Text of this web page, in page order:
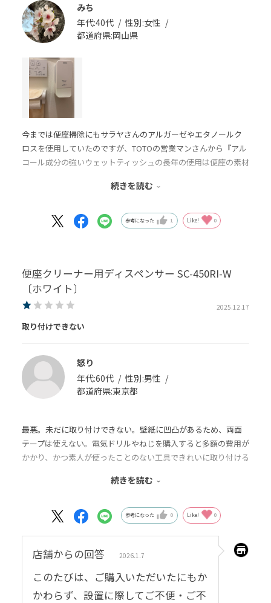
みち
年代:40代 性別:女性
都道府県:岡山県
今までは便座掃除にもサラヤさんのアルガーゼやエタノールク
ロスを使用していたのですが、TOTOの営業マンさんから『アル
コール成分の強いウェットティッシュの長年の使用は便座の素材
ぎ足し用の注ぎ口の３点を購入しました。
も皆に使ってもらえますし、
取り付けもトイレットペーパーホルダーの横にスケールを使い
購入し良かったです(o^^o)
続きを読む
参考になった 1 Like! 0
便座クリーナー用ディスペンサー SC-450RI-W
〔ホワイト〕
2025.12.17
取り付けできない
怒り
年代:60代 性別:男性
都道府県:東京都
最悪。未だに取り付けできない。壁紙に凹凸があるため、両面
テープは使えない。電気ドリルやねじを購入すると多額の費用が
かかり、かつ素人が使ったことのない工具できれいに取り付ける
の助言。買って後悔している。このようなことがあるとは思わ
姿勢に腹が立つ。
続きを読む
参考になった 0 Like! 0
店舗からの回答 2026.1.7
このたびは、ご購入いただいたにもか
かわらず、設置に際してご不便・ご不